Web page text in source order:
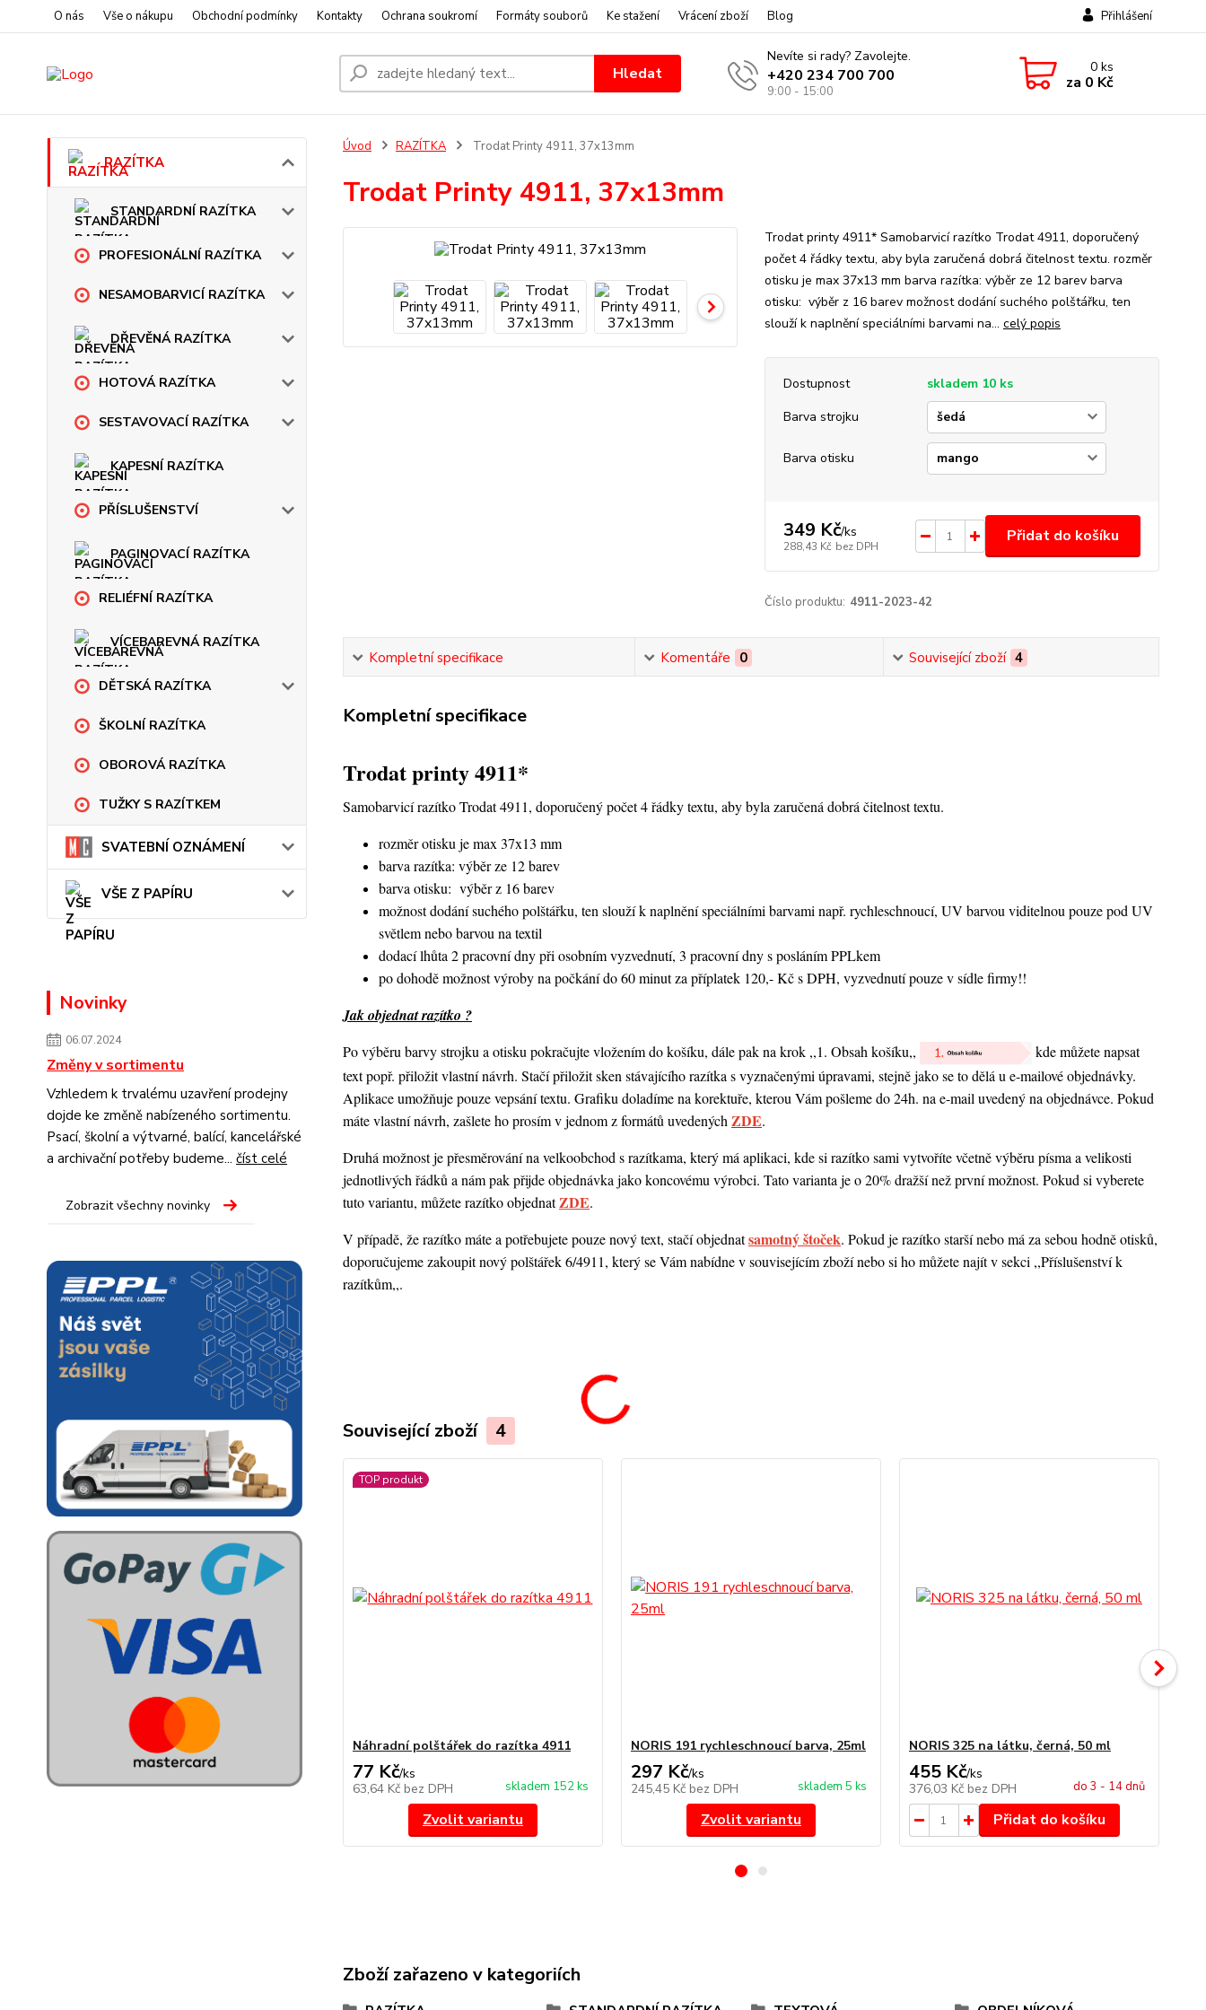
O nás Vše o nákupu Obchodní podmínky Kontakty Ochrana soukromí Formáty souborů Ke stažení Vrácení zboží Blog Přihlášení
Hledat
Nevíte si rady? Zavolejte.
+420 234 700 700
9:00 - 15:00
0ks
za 0 Kč
RAZÍTKA
STANDARDNÍ RAZÍTKA
PROFESIONÁLNÍ RAZÍTKA
NESAMOBARVICÍ RAZÍTKA
DŘEVĚNÁ RAZÍTKA
HOTOVÁ RAZÍTKA
SESTAVOVACÍ RAZÍTKA
KAPESNÍ RAZÍTKA
PŘÍSLUŠENSTVÍ
PAGINOVACÍ RAZÍTKA
RELIÉFNÍ RAZÍTKA
VÍCEBAREVNÁ RAZÍTKA
DĚTSKÁ RAZÍTKA
ŠKOLNÍ RAZÍTKA
OBOROVÁ RAZÍTKA
TUŽKY S RAZÍTKEM
SVATEBNÍ OZNÁMENÍ
VŠE Z PAPÍRU
Novinky
06.07.2024
Změny v sortimentu
Vzhledem k trvalému uzavření prodejny
dojde ke změně nabízeného sortimentu.
Psací, školní a výtvarné, balící, kancelářské
a archivační potřeby budeme... číst celé
Zobrazit všechny novinky
Úvod RAZÍTKA Trodat Printy 4911, 37x13mm
Trodat Printy 4911, 37x13mm
Trodat printy 4911* Samobarvicí razítko Trodat 4911, doporučený
počet 4 řádky textu, aby byla zaručená dobrá čitelnost textu. rozměr
otisku je max 37x13 mm barva razítka: výběr ze 12 barev barva
otisku: výběr z 16 barev možnost dodání suchého polštářku, ten
slouží k naplnění speciálními barvami na... celý popis
Dostupnost
skladem 10 ks
Barva strojku
Barva otisku
349 Kč/ks
288,43 Kč bez DPH
Přidat do košíku
Číslo produktu: 4911-2023-42
Kompletní specifikace Komentáře 0 Související zboží 4
Kompletní specifikace
Trodat printy 4911*
Samobarvicí razítko Trodat 4911, doporučený počet 4 řádky textu, aby byla zaručená dobrá čitelnost textu.
rozměr otisku je max 37x13 mm
barva razítka: výběr ze 12 barev
barva otisku: výběr z 16 barev
možnost dodání suchého polštářku, ten slouží k naplnění speciálními barvami např. rychleschnoucí, UV barvou viditelnou pouze pod UV
světlem nebo barvou na textil
dodací lhůta 2 pracovní dny při osobním vyzvednutí, 3 pracovní dny s posláním PPLkem
po dohodě možnost výroby na počkání do 60 minut za příplatek 120,- Kč s DPH, vyzvednutí pouze v sídle firmy!!
Jak objednat razítko ?
Po výběru barvy strojku a otisku pokračujte vložením do košíku, dále pak na krok ,,1. Obsah košíku,,
kde můžete napsat
text popř. přiložit vlastní návrh. Stačí přiložit sken stávajícího razítka s vyznačenými úpravami, stejně jako se to dělá u e-mailové objednávky.
Aplikace umožňuje pouze vepsání textu. Grafiku doladíme na korektuře, kterou Vám pošleme do 24h. na e-mail uvedený na objednávce. Pokud
máte vlastní návrh, zašlete ho prosím v jednom z formátů uvedenýchZDE.
Druhá možnost je přesměrování na velkoobchod s razítkama, který má aplikaci, kde si razítko sami vytvoříte včetně výběru písma a velikosti
jednotlivých řádků a nám pak přijde objednávka jako koncovému výrobci. Tato varianta je o 20% dražší než první možnost. Pokud si vyberete
tuto variantu, můžete razítko objednatZDE.
V případě, že razítko máte a potřebujete pouze nový text, stačí objednatsamotný štoček. Pokud je razítko starší nebo má za sebou hodně otisků,
doporučujeme zakoupit nový polštářek 6/4911, který se Vám nabídne v souvisejícím zboží nebo si ho můžete najít v sekci ,,Příslušenství k
razítkům,,.
Související zboží 4
TOP produkt
Náhradní polštářek do razítka 4911
77 Kč/ks
63,64 Kč bez DPH skladem 152 ks
Zvolit variantu
NORIS 191 rychleschnoucí barva, 25ml
297 Kč/ks
245,45 Kč bez DPH skladem 5 ks
Zvolit variantu
NORIS 325 na látku, černá, 50 ml
455 Kč/ks
376,03 Kč bez DPH do 3 - 14 dnů
Přidat do košíku
Zboží zařazeno v kategoriích